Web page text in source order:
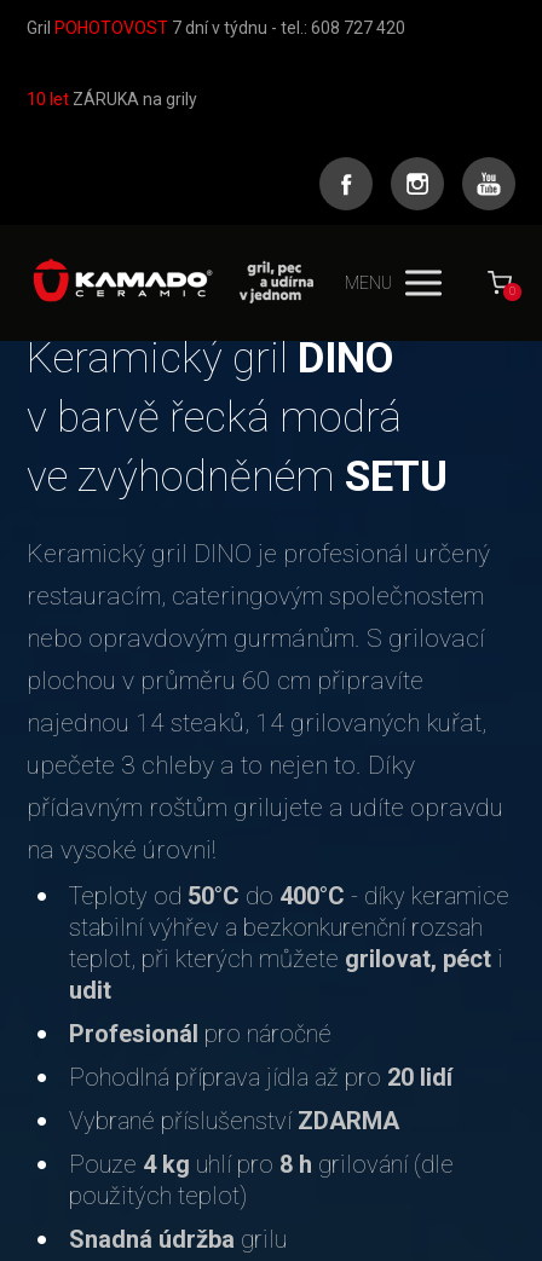
Gril POHOTOVOST 7 dní v týdnu - tel.: 608 727 420
10 let ZÁRUKA na grily
MENU 0
Keramický gril DINO
v barvě řecká modrá
ve zvýhodněném SETU
Keramický gril DINO je profesionál určený
restauracím, cateringovým společnostem
nebo opravdovým gurmánům. S grilovací
plochou v průměru 60 cm připravíte
najednou 14 steaků, 14 grilovaných kuřat,
upečete 3 chleby a to nejen to. Díky
přídavným roštům grilujete a udíte opravdu
na vysoké úrovni!
Teploty od 50°C do 400°C- díky keramice
stabilní výhřev a bezkonkurenční rozsah
teplot, při kterých můžete grilovat, péct i
udit
Profesionál pro náročné
Pohodlná příprava jídla až pro 20 lidí
Vybrané příslušenství ZDARMA
Pouze 4 kg uhlí pro 8 h grilování (dle
použitých teplot)
Snadná údržba grilu